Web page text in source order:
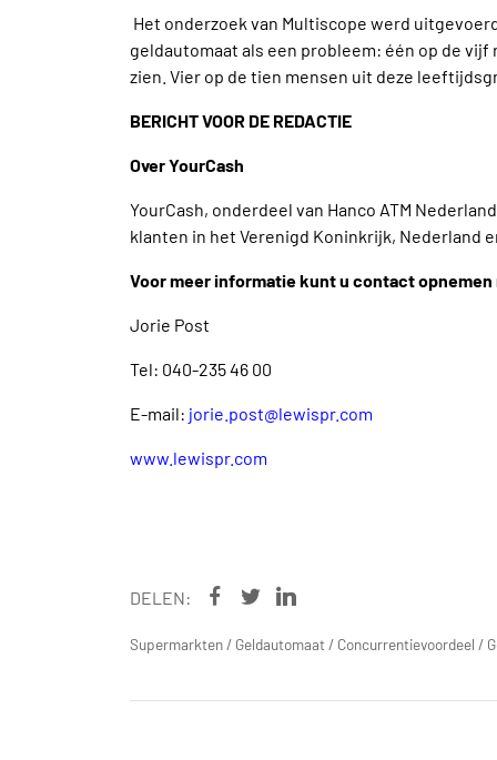
Het onderzoek van Multiscope werd
geldautomaat als een probleem: één op de
zien. Vier op de tien mensen uit deze
BERICHT VOOR DE REDACTIE
Over YourCash
YourCash, onderdeel van Hanco ATM
klanten in het Verenigd Koninkrijk, Nederland
Voor meer informatie kunt u contact opnemen
Jorie Post
Tel: 040-235 46 00
E-mail: jorie.post@lewispr.com
www.lewispr.com
DELEN:
Supermarkten / Geldautomaat / Concurrentievoordeel /